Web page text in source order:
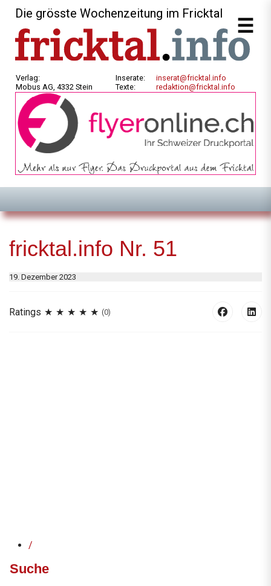
Die grösste Wochenzeitung im Fricktal
Verlag:
Mobus AG, 4332 Stein
Inserate:
Texte:
inserat@fricktal.info
redaktion@fricktal.info
fricktal.info Nr. 51
19. Dezember 2023
Ratings (0)
/
Suche